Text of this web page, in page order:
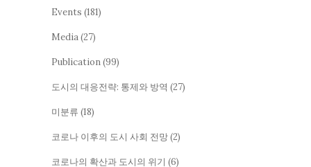
Events (181)
Media(27)
Publication(99)
도시의 대응전략: 통제와 방역 (27)
미분류 (18)
코로나 이후의 도시 사회 전망(2)
코로나의 확산과 도시의 위기 (6)